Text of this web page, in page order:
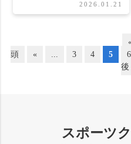
2026.01.21
頭
« ... 3 4 5 6
後
スポーツ